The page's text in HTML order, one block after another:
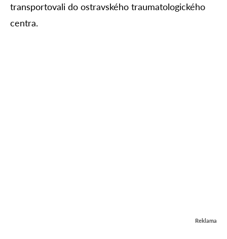
transportovali do ostravského traumatologického
centra.
Reklama